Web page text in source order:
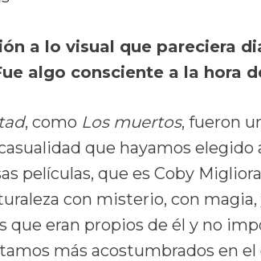
a lo visual que pareciera
algo consciente a la hora
, como Los muertos, fueron
que hayamos
películas, que es Coby
con misterio, con magia,
eran propios de él y no
más acostumbrados en el